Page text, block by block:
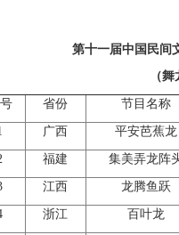
第十一届中国民间
（
省份 节目名称
广西 平安芭蕉龙
福建 集美弄龙阵
江西 龙腾鱼跃
浙江 百叶龙